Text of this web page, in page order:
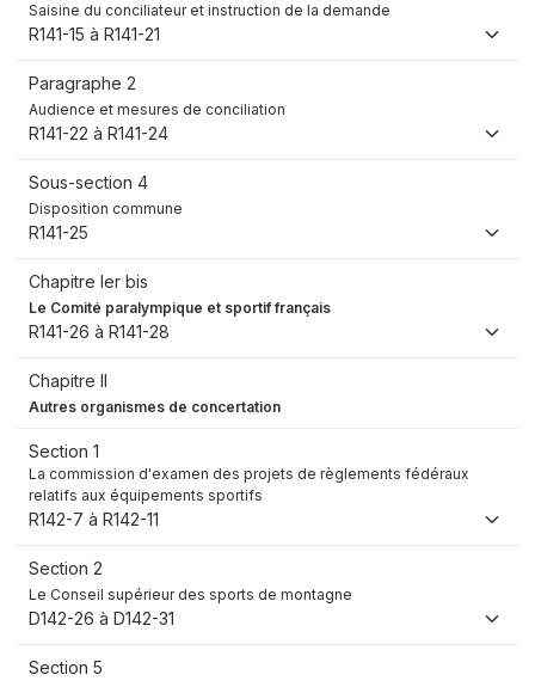
Saisine du conciliateur et instruction de la demande
R141-15 à R141-21
Paragraphe 2
Audience et mesures de conciliation
R141-22 à R141-24
Sous-section 4
Disposition commune
R141-25
Chapitre Ier bis
Le Comité paralympique et sportif français
R141-26 à R141-28
Chapitre II
Autres organismes de concertation
Section 1
La commission d'examen des projets de règlements fédéraux
relatifs aux équipements sportifs
R142-7 à R142-11
Section 2
Le Conseil supérieur des sports de montagne
D142-26 à D142-31
Section 5